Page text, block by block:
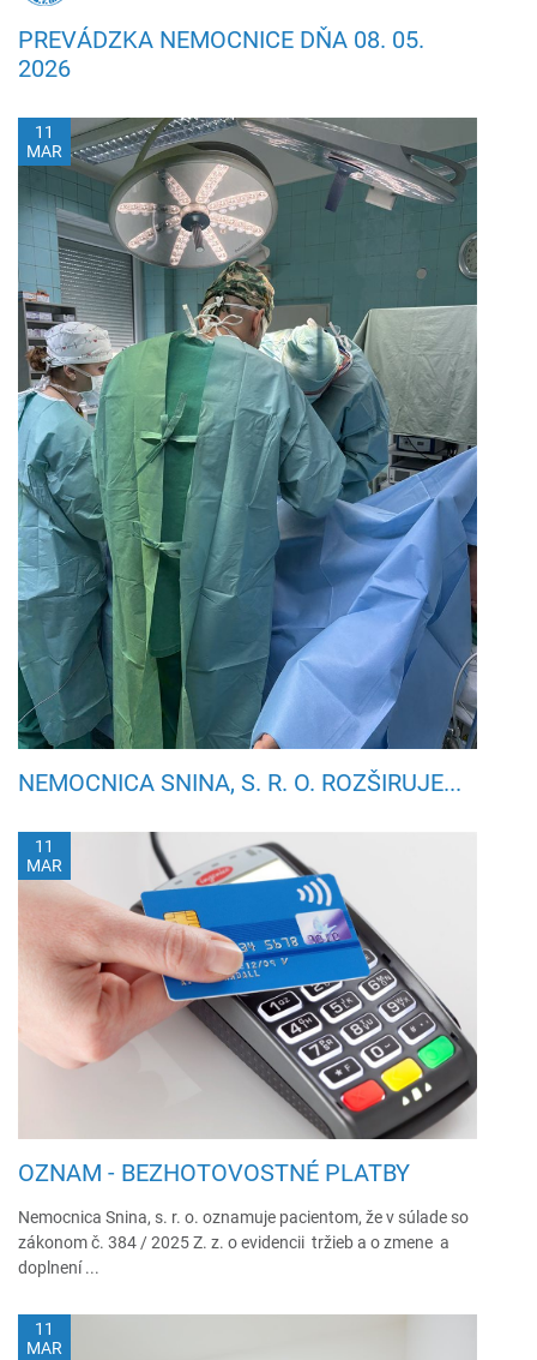
PREVÁDZKA NEMOCNICE DŇA 08. 05.
2026
11
MAR
NEMOCNICA SNINA, S. R. O. ROZŠIRUJE...
11
MAR
OZNAM - BEZHOTOVOSTNÉ PLATBY
Nemocnica Snina, s. r. o. oznamuje pacientom, že v súlade so
zákonom č. 384 / 2025 Z. z. o evidencii tržieb a o zmene a
doplnení ...
11
MAR